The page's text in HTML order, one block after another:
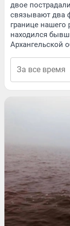
двое
связывают два
границе нашего
находился
Архангельской